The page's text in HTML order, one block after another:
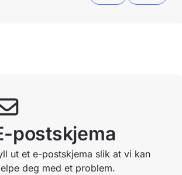
postskjema
ut et e-postskjema slik at vi kan
deg med et problem.